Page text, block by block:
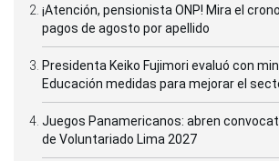
¡Atención, pensionista ONP! Mira el
pagos de agosto por apellido
Presidenta Keiko Fujimori evaluó con
Educación medidas para mejorar el
Juegos Panamericanos: abren
de Voluntariado Lima 2027